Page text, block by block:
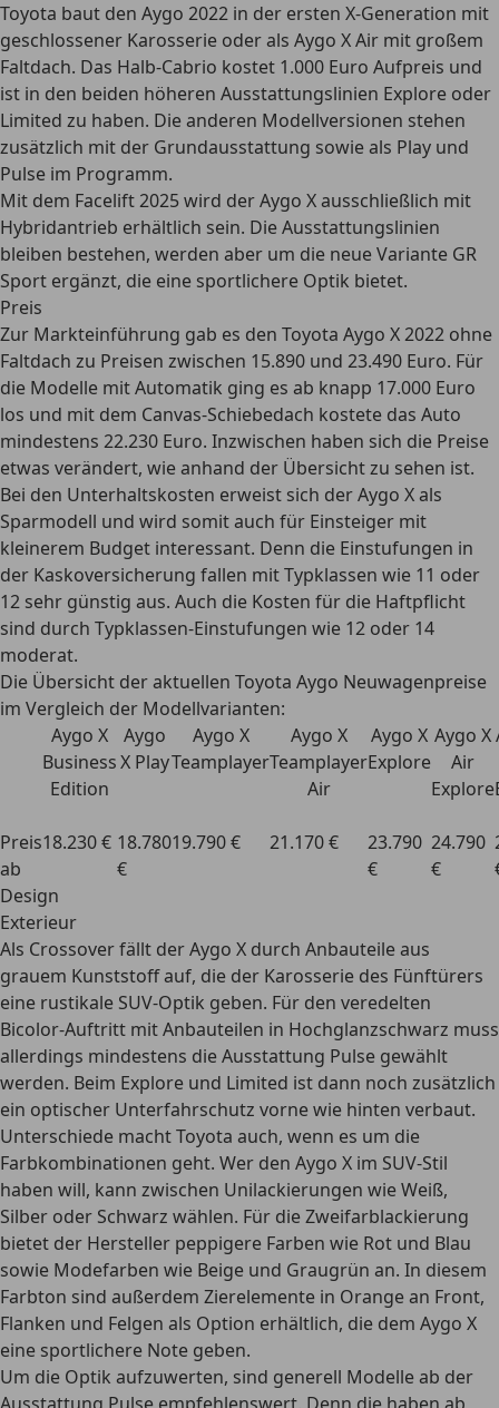
Toyota baut den Aygo 2022 in der ersten X-Generation mit
geschlossener Karosserie oder als Aygo X Air mit großem
Faltdach. Das Halb-Cabrio kostet 1.000 Euro Aufpreis und
ist in den beiden höheren Ausstattungslinien Explore oder
Limited zu haben. Die anderen Modellversionen stehen
zusätzlich mit der Grundausstattung sowie als Play und
Pulse im Programm.
Mit dem Facelift 2025 wird der Aygo X ausschließlich mit
Hybridantrieb erhältlich sein. Die Ausstattungslinien
bleiben bestehen, werden aber um die neue Variante GR
Sport ergänzt, die eine sportlichere Optik bietet.
Preis
Zur Markteinführung gab es den Toyota Aygo X 2022 ohne
Faltdach zu Preisen zwischen 15.890 und 23.490 Euro. Für
die Modelle mit Automatik ging es ab knapp 17.000 Euro
los und mit dem Canvas-Schiebedach kostete das Auto
mindestens 22.230 Euro. Inzwischen haben sich die Preise
etwas verändert, wie anhand der Übersicht zu sehen ist.
Bei den Unterhaltskosten erweist sich der Aygo X als
Sparmodell und wird somitauch für Einsteiger mit
kleinerem Budget interessant. Denn die Einstufungen in
der Kaskoversicherung fallen mit Typklassen wie 11 oder
12 sehr günstig aus. Auch die Kosten für die Haftpflicht
sind durch Typklassen-Einstufungen wie 12 oder 14
moderat.
Die Übersicht der aktuellen Toyota Aygo Neuwagenpreise
im Vergleich der Modellvarianten:
Aygo X
Business
Edition
Aygo
X Play
Aygo X
Teamplayer
Aygo X
Teamplayer
Air
Aygo X
Explore
Aygo X
Air
Explore
Preis
ab
18.230 € 18.780
€
19.790 € 21.170 €
23.790
€
24.790
€
Design
Exterieur
Als Crossover fällt der Aygo X durch Anbauteile aus
grauem Kunststoff auf, die der Karosserie des Fünftürers
eine rustikale SUV-Optik geben. Für den veredelten
Bicolor-Auftritt mit Anbauteilen in Hochglanzschwarz muss
allerdings mindestens die Ausstattung Pulse gewählt
werden. Beim Explore und Limited ist dann noch zusätzlich
ein optischer Unterfahrschutz vorne wie hinten verbaut.
Unterschiede macht Toyota auch, wenn es um die
Farbkombinationen geht. Wer den Aygo X im SUV-Stil
haben will, kann zwischen Unilackierungen wie Weiß,
Silber oder Schwarz wählen. Für die Zweifarblackierung
bietet der Hersteller peppigere Farben wie Rot und Blau
sowie Modefarben wie Beige und Graugrün an. In diesem
Farbton sind außerdem Zierelemente in Orange an Front,
Flanken und Felgen als Option erhältlich, die dem Aygo X
eine sportlichere Note geben.
Um die Optik aufzuwerten, sind generell Modelle ab der